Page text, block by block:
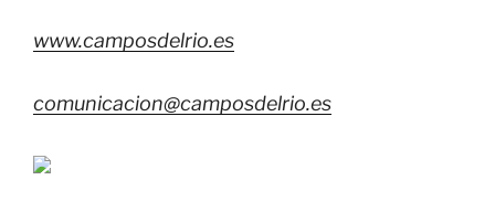
www.camposdelrio.es
comunicacion@camposdelrio.es